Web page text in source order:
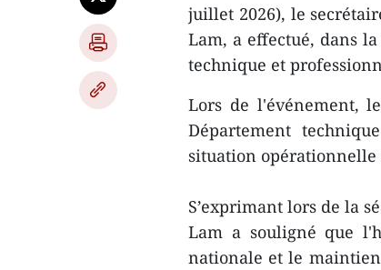
juillet 2026), le
Lam, a effectué, dans
technique et
Lors de l'événement,
Département
situation opérationnelle
S’exprimant lors de la
Lam a souligné que
nationale et le